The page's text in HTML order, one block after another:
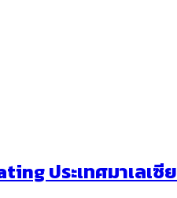
ประเทศมาเลเซีย